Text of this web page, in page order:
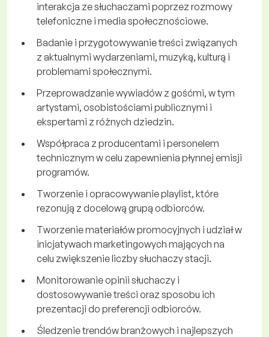
interakcja ze słuchaczami poprzez rozmowy
telefoniczne i media społecznościowe.
Badanie i przygotowywanie treści związanych
z aktualnymi wydarzeniami, muzyką, kulturą i
problemami społecznymi.
Przeprowadzanie wywiadów z gośćmi, w tym
artystami, osobistościami publicznymi i
ekspertami z różnych dziedzin.
Współpraca z producentami i personelem
technicznym w celu zapewnienia płynnej emisji
programów.
Tworzenie i opracowywanie playlist, które
rezonują z docelową grupą odbiorców.
Tworzenie materiałów promocyjnych i udział w
inicjatywach marketingowych mających na
celu zwiększenie liczby słuchaczy stacji.
Monitorowanie opinii słuchaczy i
dostosowywanie treści oraz sposobu ich
prezentacji do preferencji odbiorców.
Śledzenie trendów branżowych i najlepszych